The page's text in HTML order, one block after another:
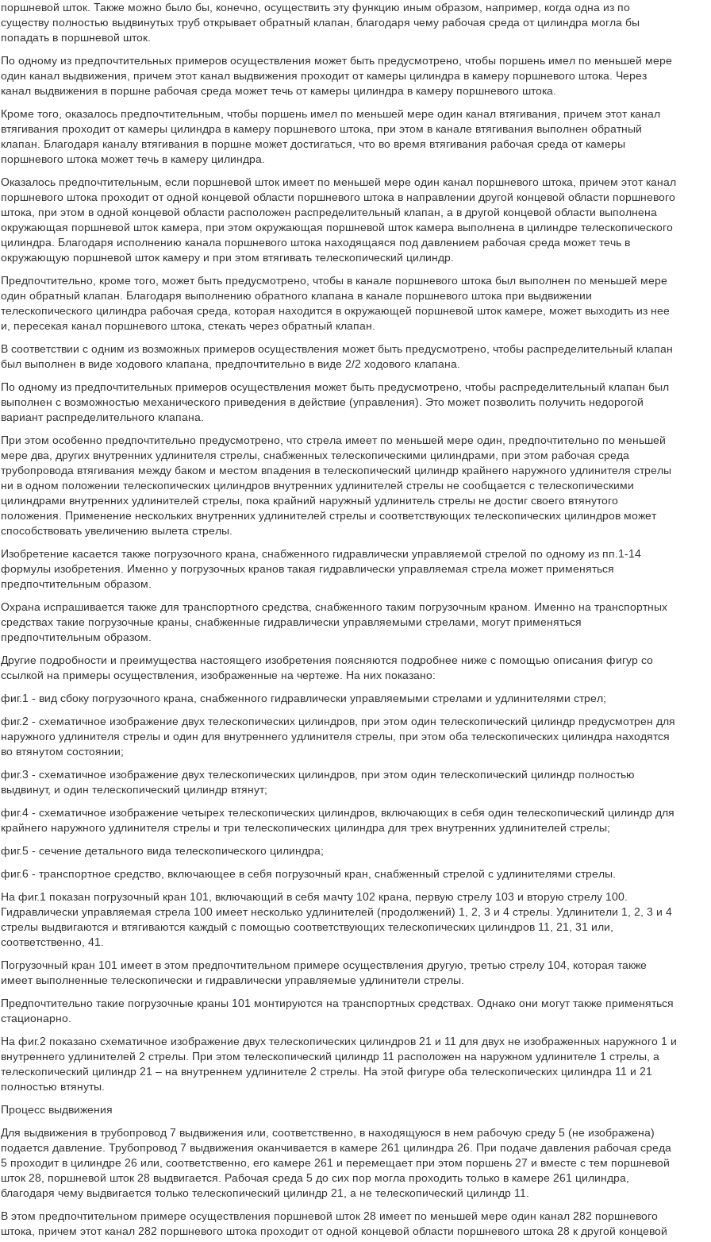
поршневой шток. Также можно было бы, конечно, осуществить эту функцию иным образом, например, когда одна из по
существу полностью выдвинутых труб открывает обратный клапан, благодаря чему рабочая среда от цилиндра могла бы
попадать в поршневой шток.
По одному из предпочтительных примеров осуществления может быть предусмотрено, чтобы поршень имел по меньшей мере
один канал выдвижения, причем этот канал выдвижения проходит от камеры цилиндра в камеру поршневого штока. Через
канал выдвижения в поршне рабочая среда может течь от камеры цилиндра в камеру поршневого штока.
Кроме того, оказалось предпочтительным, чтобы поршень имел по меньшей мере один канал втягивания, причем этот канал
втягивания проходит от камеры цилиндра в камеру поршневого штока, при этом в канале втягивания выполнен обратный
клапан. Благодаря каналу втягивания в поршне может достигаться, что во время втягивания рабочая среда от камеры
поршневого штока может течь в камеру цилиндра.
Оказалось предпочтительным, если поршневой шток имеет по меньшей мере один канал поршневого штока, причем этот канал
поршневого штока проходит от одной концевой области поршневого штока в направлении другой концевой области поршневого
штока, при этом в одной концевой области расположен распределительный клапан, а в другой концевой области выполнена
окружающая поршневой шток камера, при этом окружающая поршневой шток камера выполнена в цилиндре телескопического
цилиндра. Благодаря исполнению канала поршневого штока находящаяся под давлением рабочая среда может течь в
окружающую поршневой шток камеру и при этом втягивать телескопический цилиндр.
Предпочтительно, кроме того, может быть предусмотрено, чтобы в канале поршневого штока был выполнен по меньшей мере
один обратный клапан. Благодаря выполнению обратного клапана в канале поршневого штока при выдвижении
телескопического цилиндра рабочая среда, которая находится в окружающей поршневой шток камере, может выходить из нее
и, пересекая канал поршневого штока, стекать через обратный клапан.
В соответствии с одним из возможных примеров осуществления может быть предусмотрено, чтобы распределительный клапан
был выполнен в виде ходового клапана, предпочтительно в виде 2/2 ходового клапана.
По одному из предпочтительных примеров осуществления может быть предусмотрено, чтобы распределительный клапан был
выполнен с возможностью механического приведения в действие (управления). Это может позволить получить недорогой
вариант распределительного клапана.
При этом особенно предпочтительно предусмотрено, что стрела имеет по меньшей мере один, предпочтительно по меньшей
мере два, других внутренних удлинителя стрелы, снабженных телескопическими цилиндрами, при этом рабочая среда
трубопровода втягивания между баком и местом впадения в телескопический цилиндр крайнего наружного удлинителя стрелы
ни в одном положении телескопических цилиндров внутренних удлинителей стрелы не сообщается с телескопическими
цилиндрами внутренних удлинителей стрелы, пока крайний наружный удлинитель стрелы не достиг своего втянутого
положения. Применение нескольких внутренних удлинителей стрелы и соответствующих телескопических цилиндров может
способствовать увеличению вылета стрелы.
Изобретение касается также погрузочного крана, снабженного гидравлически управляемой стрелой по одному из пп.1-14
формулы изобретения. Именно у погрузочных кранов такая гидравлически управляемая стрела может применяться
предпочтительным образом.
Охрана испрашивается также для транспортного средства, снабженного таким погрузочным краном. Именно на транспортных
средствах такие погрузочные краны, снабженные гидравлически управляемыми стрелами, могут применяться
предпочтительным образом.
Другие подробности и преимущества настоящего изобретения поясняются подробнее ниже с помощью описания фигур со
ссылкой на примеры осуществления, изображенные на чертеже. На них показано:
фиг.1 - вид сбоку погрузочного крана, снабженного гидравлически управляемыми стрелами и удлинителями стрел;
фиг.2 - схематичное изображение двух телескопических цилиндров, при этом один телескопический цилиндр предусмотрен для
наружного удлинителя стрелы и один для внутреннего удлинителя стрелы, при этом оба телескопических цилиндра находятся
во втянутом состоянии;
фиг.3 - схематичное изображение двух телескопических цилиндров, при этом один телескопический цилиндр полностью
выдвинут, и один телескопический цилиндр втянут;
фиг.4 - схематичное изображение четырех телескопических цилиндров, включающих в себя один телескопический цилиндр для
крайнего наружного удлинителя стрелы и три телескопических цилиндра для трех внутренних удлинителей стрелы;
фиг.5 - сечение детального вида телескопического цилиндра;
фиг.6 - транспортное средство, включающее в себя погрузочный кран, снабженный стрелой с удлинителями стрелы.
На фиг.1 показан погрузочный кран 101, включающий в себя мачту 102 крана, первую стрелу 103 и вторую стрелу 100.
Гидравлически управляемая стрела 100 имеет несколько удлинителей (продолжений) 1, 2, 3 и 4 стрелы. Удлинители 1, 2, 3 и 4
стрелы выдвигаются и втягиваются каждый с помощью соответствующих телескопических цилиндров 11, 21, 31 или,
соответственно, 41.
Погрузочный кран 101 имеет в этом предпочтительном примере осуществления другую, третью стрелу 104, которая также
имеет выполненные телескопически и гидравлически управляемые удлинители стрелы.
Предпочтительно такие погрузочные краны 101 монтируются на транспортных средствах. Однако они могут также применяться
стационарно.
На фиг.2 показано схематичное изображение двух телескопических цилиндров 21 и 11 для двух не изображенных наружного 1 и
внутреннего удлинителей 2 стрелы. При этом телескопический цилиндр 11 расположен на наружном удлинителе 1 стрелы, а
телескопический цилиндр 21 – на внутреннем удлинителе 2 стрелы. На этой фигуре оба телескопических цилиндра 11 и 21
полностью втянуты.
Процесс выдвижения
Для выдвижения в трубопровод 7 выдвижения или, соответственно, в находящуюся в нем рабочую среду 5 (не изображена)
подается давление. Трубопровод 7 выдвижения оканчивается в камере 261 цилиндра 26. При подаче давления рабочая среда
5 проходит в цилиндре 26 или, соответственно, его камере 261 и перемещает при этом поршень 27 и вместе с тем поршневой
шток 28, поршневой шток 28 выдвигается. Рабочая среда 5 до сих пор могла проходить только в камере 261 цилиндра,
благодаря чему выдвигается только телескопический цилиндр 21, а не телескопический цилиндр 11.
В этом предпочтительном примере осуществления поршневой шток 28 имеет по меньшей мере один канал 282 поршневого
штока, причем этот канал 282 поршневого штока проходит от одной концевой области поршневого штока 28 к другой концевой